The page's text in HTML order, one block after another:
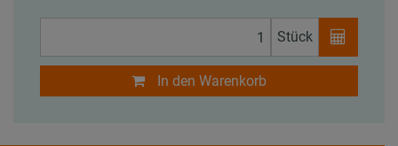
Stück
In den Warenkorb